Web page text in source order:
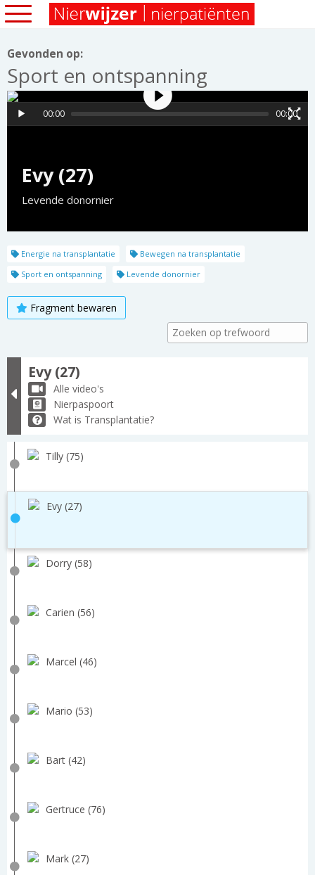
Gevonden op:
Sport en ontspanning
Evy (27)
Levende donornier
00:00 00:00
Energie na transplantatie
Bewegen na transplantatie
Sport en ontspanning
Levende donornier
Fragment bewaren
Evy (27)
Alle video's
Nierpaspoort
Wat is Transplantatie?
Tilly (75)
Evy (27)
Dorry (58)
Carien (56)
Marcel (46)
Mario (53)
Bart (42)
Gertruce (76)
Mark (27)